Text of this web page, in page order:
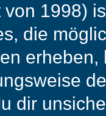
von 1998)
die
dir